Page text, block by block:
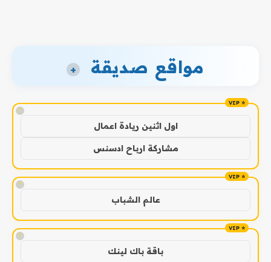
مواقع صديقة +
!
اول اثنين ريادة اعمال
مشاركة ارباح ادسنس
!
عالم الشباب
!
باقة باك لينك